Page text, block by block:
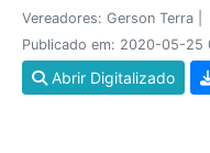
Vereadores: Gerson Terra |
Publicado em: 2020-05-
Abrir Digitalizado